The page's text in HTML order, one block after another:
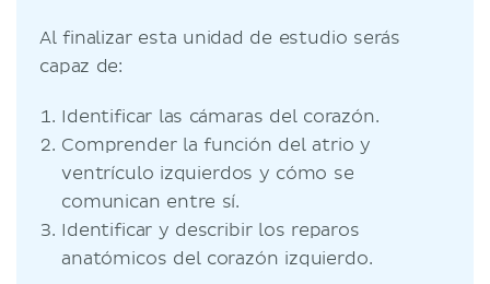
Al finalizar esta unidad de estudio serás
capaz de:
Identificar las cámaras del corazón.
Comprender la función del atrio y
ventrículo izquierdos y cómo se
comunican entre sí.
Identificar y describir los reparos
anatómicos del corazón izquierdo.